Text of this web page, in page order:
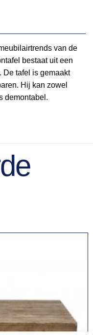
van de
bestaat uit een
De tafel is gemaakt
Hij kan zowel
demontabel.